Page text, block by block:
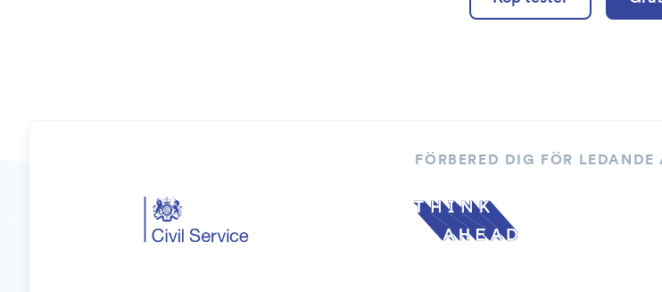
FÖRBERED DIG FÖR LEDANDE